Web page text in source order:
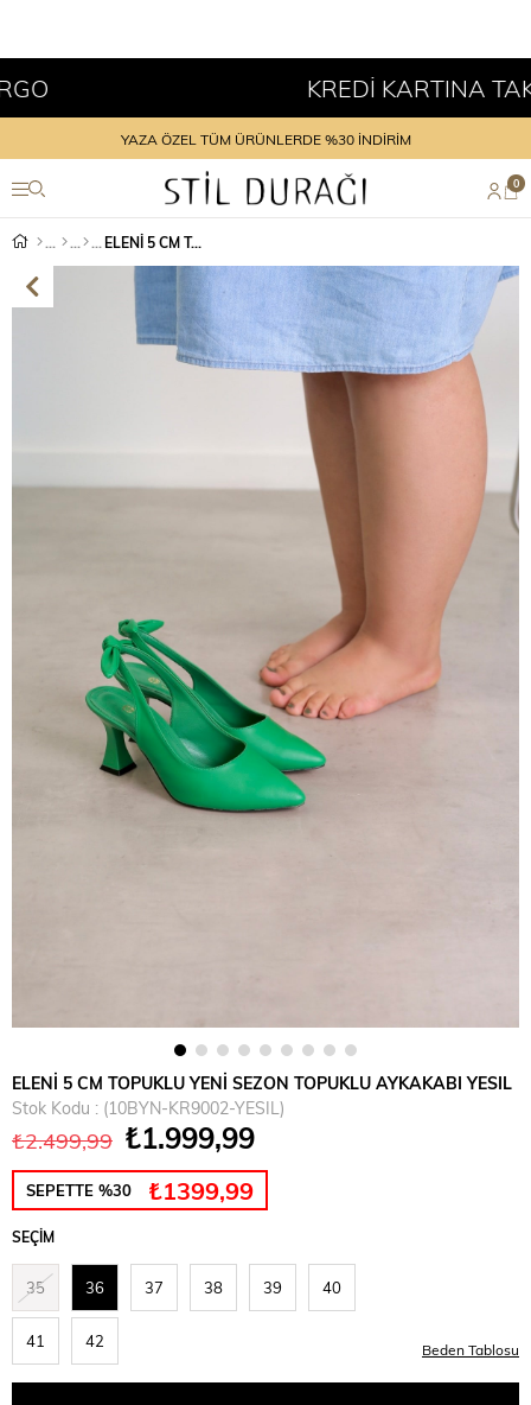
KREDİ KARTINA TAKSİT
YAZA ÖZEL TÜM ÜRÜNLERDE %30 İNDİRİM
0
ELENİ 5 CM TOPUKLU YENİ SEZON TOPUKLU AYKAKABI YESIL
ELENİ 5 CM TOPUKLU YENİ SEZON TOPUKLU AYKAKABI YESIL
Stok Kodu
(10BYN-KR9002-YESIL)
₺2.499,99 ₺1.999,99
SEPETTE %30 ₺1399,99
SEÇIM
35 36 37 38 39 40
41 42 Beden Tablosu